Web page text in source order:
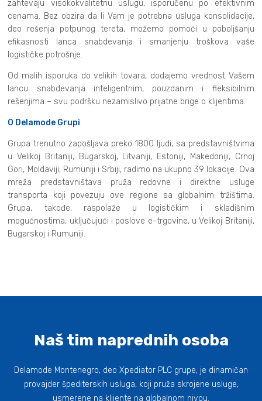
zahtevaju visokokvalitetnu uslugu, isporučenu po efektivnim
cenama. Bez obzira da li Vam je potrebna usluga konsolidacije,
deo rešenja potpunog tereta, možemo pomoći u poboljšanju
efikasnosti lanca snabdevanja i smanjenju troškova vaše
logističke potrošnje.
Od malih isporuka do velikih tovara, dodajemo vrednost Vašem
lancu snabdevanja inteligentnim, pouzdanim i fleksibilnim
rešenjima – svu podršku nezamislivo prijatne brige o klijentima.
O Delamode Grupi
Grupa trenutno zapošljava preko 1800 ljudi, sa predstavništvima
u Velikoj Britaniji, Bugarskoj, Litvaniji, Estoniji, Makedoniji, Crnoj
Gori, Moldaviji, Rumuniji i Srbiji, radimo na ukupno 39 lokacije. Ova
mreža predstavništava pruža redovne i direktne usluge
transporta koji povezuju ove regione sa globalnim tržištima.
Grupa, takođe, raspolaže u logističkim i skladišnim
mogućnostima, uključujući i poslove e-trgovine, u Velikoj Britaniji,
Bugarskoj i Rumuniji.
Naš tim naprednih osoba
Delamode Montenegro, deo Xpediator PLC grupe, je dinamičan
provajder špediterskih usluga, koji pruža skrojene usluge,
usmerene na klijente na globalnom nivou.